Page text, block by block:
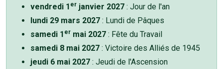
vendredi 1 er janvier 2027 : Jour de l'an
lundi 29 mars 2027 : Lundi de Pâques
samedi 1 er mai 2027 : Fête du Travail
samedi 8 mai 2027 : Victoire des Alliés de 1945
jeudi 6 mai 2027 : Jeudi de l'Ascension